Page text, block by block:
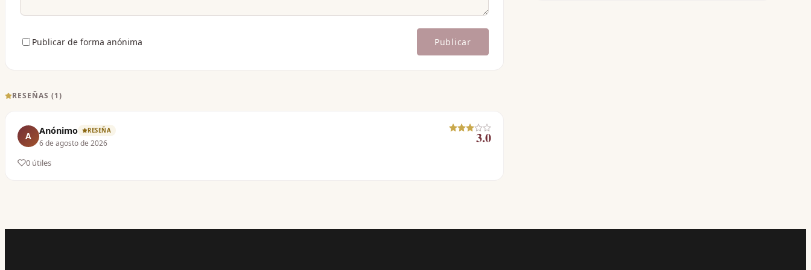
Publicar de forma anónima Publicar
RESEÑAS (1)
A Anónimo RESEÑA
6 de agosto de 2026 3.0
0 útiles